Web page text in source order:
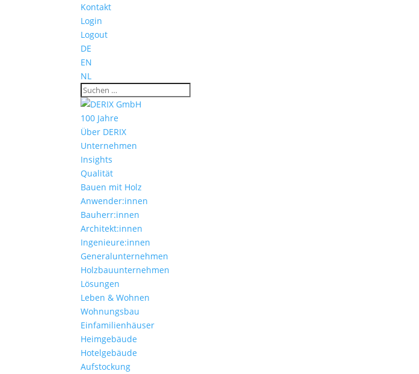
Kontakt
Login
Logout
DE
EN
NL
100 Jahre
Über DERIX
Unternehmen
Insights
Qualität
Bauen mit Holz
Anwender:innen
Bauherr:innen
Architekt:innen
Ingenieure:innen
Generalunternehmen
Holzbauunternehmen
Lösungen
Leben & Wohnen
Wohnungs­bau
Einfamilien­häuser
Heimgebäude
Hotelgebäude
Aufstockung